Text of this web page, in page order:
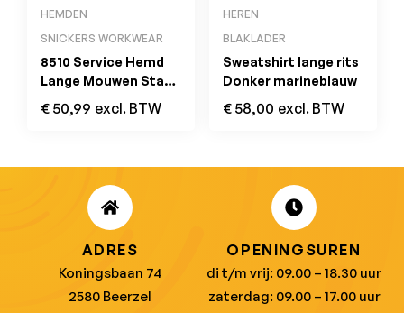
HEMDEN
SNICKERS WORKWEAR
8510 Service Hemd
Lange Mouwen Staal
Grijs
€ 50,99 excl. BTW
HEREN
BLAKLADER
Sweatshirt lange rits
Donker marineblauw
€ 58,00 excl. BTW
ADRES
Koningsbaan 74
2580 Beerzel
OPENINGSUREN
di t/m vrij: 09.00 – 18.30 uur
zaterdag: 09.00 – 17.00 uur